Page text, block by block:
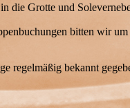
die Grotte und
bitten wir um
regelmäßig bekannt